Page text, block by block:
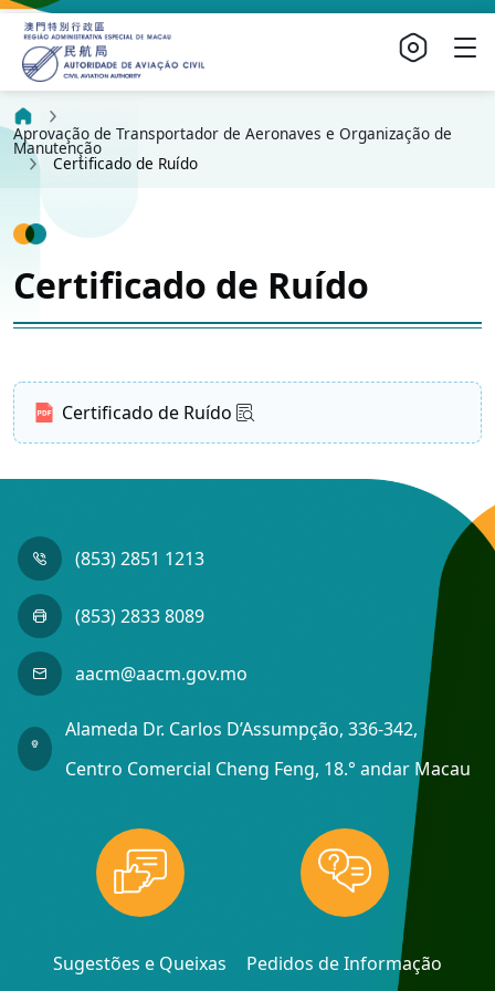
Aprovação de Transportador de Aeronaves e Organização de
Manutenção
Certificado de Ruído
Certificado de Ruído
Certificado de Ruído
(853) 2851 1213
(853) 2833 8089
aacm@aacm.gov.mo
Alameda Dr. Carlos D’Assumpção, 336-342,
Centro Comercial Cheng Feng, 18.° andar Macau
Sugestões e Queixas Pedidos de Informação